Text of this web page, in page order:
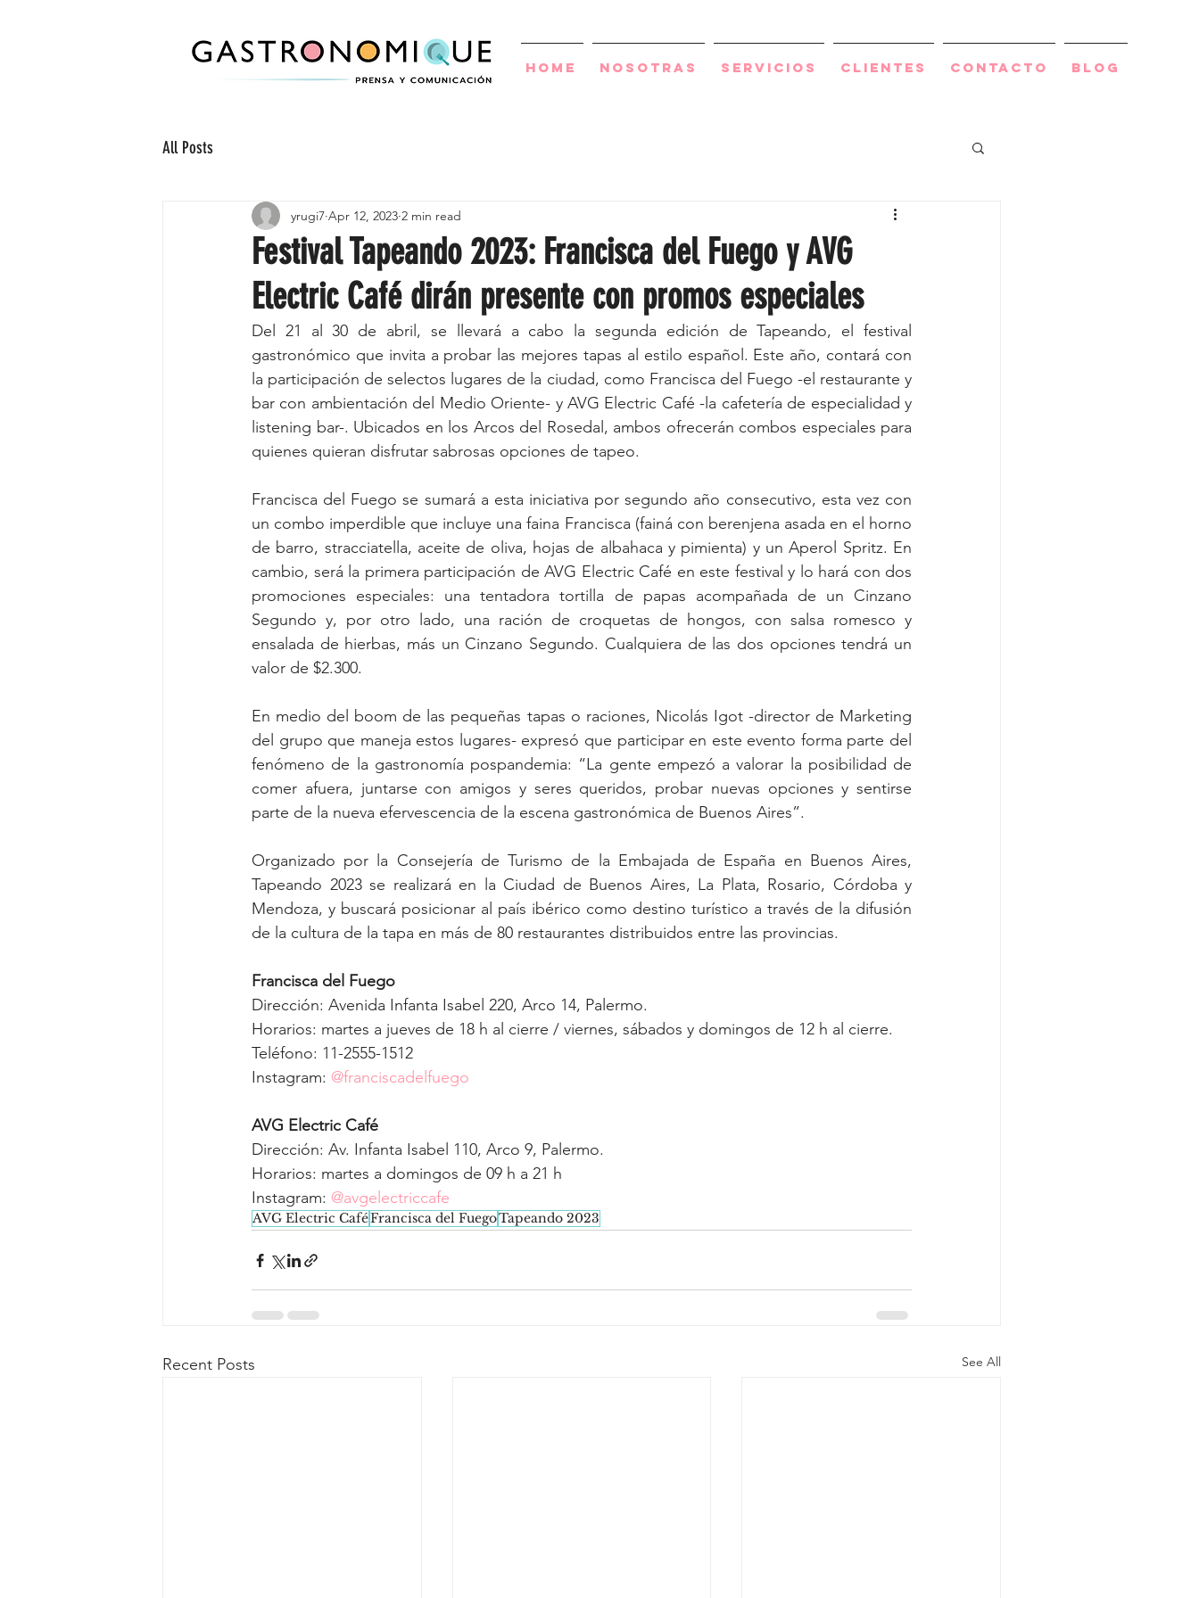
Home Nosotras Servicios Clientes Contacto BLOG
All Posts
Festival Tapeando 2023: Francisca del Fuego y AVG
Electric Café dirán presente con promos especiales
yrugi7 Apr 12, 2023 2 min read
Del 21 al 30 de abril, se llevará a cabo la segunda edición de Tapeando, el festival
gastronómico que invita a probar las mejores tapas al estilo español. Este año, contará con
la participación de selectos lugares de la ciudad, como Francisca del Fuego -el restaurante y
bar con ambientación del Medio Oriente- y AVG Electric Café -la cafetería de especialidad y
listening bar-. Ubicados en los Arcos del Rosedal, ambos ofrecerán combos especiales para
quienes quieran disfrutar sabrosas opciones de tapeo.
Francisca del Fuego se sumará a esta iniciativa por segundo año consecutivo, esta vez con
un combo imperdible que incluye una faina Francisca (fainá con berenjena asada en el horno
de barro, stracciatella, aceite de oliva, hojas de albahaca y pimienta) y un Aperol Spritz. En
cambio, será la primera participación de AVG Electric Café en este festival y lo hará con dos
promociones especiales: una tentadora tortilla de papas acompañada de un Cinzano
Segundo y, por otro lado, una ración de croquetas de hongos, con salsa romesco y
ensalada de hierbas, más un Cinzano Segundo. Cualquiera de las dos opciones tendrá un
valor de $2.300.
En medio del boom de las pequeñas tapas o raciones, Nicolás Igot -director de Marketing
del grupo que maneja estos lugares- expresó que participar en este evento forma parte del
fenómeno de la gastronomía pospandemia: “La gente empezó a valorar la posibilidad de
comer afuera, juntarse con amigos y seres queridos, probar nuevas opciones y sentirse
parte de la nueva efervescencia de la escena gastronómica de Buenos Aires”.
Organizado por la Consejería de Turismo de la Embajada de España en Buenos Aires,
Tapeando 2023 se realizará en la Ciudad de Buenos Aires, La Plata, Rosario, Córdoba y
Mendoza, y buscará posicionar al país ibérico como destino turístico a través de la difusión
de la cultura de la tapa en más de 80 restaurantes distribuidos entre las provincias.
Francisca del Fuego
Dirección: Avenida Infanta Isabel 220, Arco 14, Palermo.
Horarios: martes a jueves de 18 h al cierre / viernes, sábados y domingos de 12 h al cierre.
Teléfono: 11-2555-1512
Instagram: @franciscadelfuego
AVG Electric Café
Dirección: Av. Infanta Isabel 110, Arco 9, Palermo.
Horarios: martes a domingos de 09 h a 21 h
Instagram: @avgelectriccafe
AVG Electric CaféFrancisca del FuegoTapeando 2023
Recent Posts See All